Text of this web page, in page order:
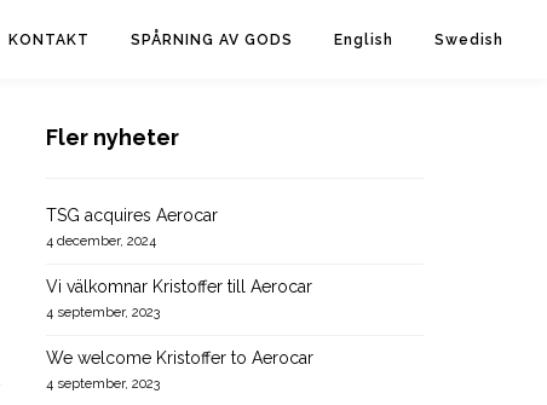
KONTAKT SPÅRNING AV GODS English Swedish
Fler nyheter
TSG acquires Aerocar
4 december, 2024
Vi välkomnar Kristoffer till Aerocar
4 september, 2023
We welcome Kristoffer to Aerocar
4 september, 2023